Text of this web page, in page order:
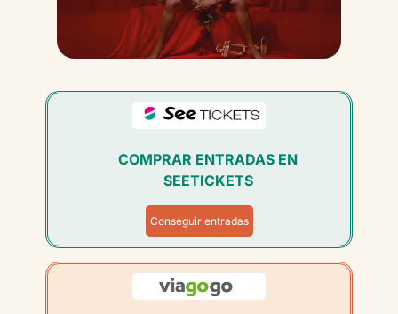
COMPRAR ENTRADAS EN
SEETICKETS
Conseguir entradas